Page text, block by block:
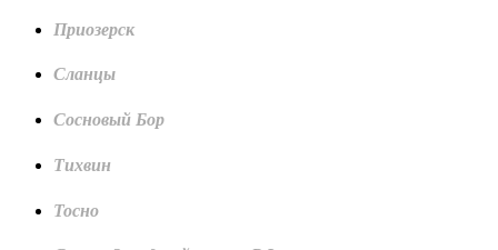
Приозерск
Сланцы
Сосновый Бор
Тихвин
Тосно